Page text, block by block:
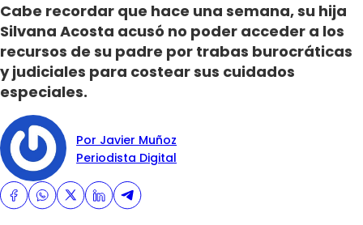
Cabe recordar que hace una semana, su hija
Silvana Acosta acusó no poder acceder a los
recursos de su padre por trabas burocráticas
y judiciales para costear sus cuidados
especiales.
Por Javier Muñoz
Periodista Digital